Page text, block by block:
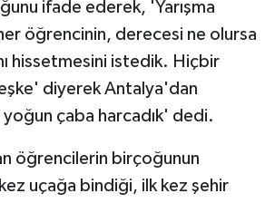
ifade ederek, 'Yarışma
öğrencinin, derecesi ne olursa
hissetmesini istedik. Hiçbir
diyerek Antalya'dan
yoğun çaba harcadık' dedi.
öğrencilerin birçoğunun
uçağa bindiği, ilk kez şehir